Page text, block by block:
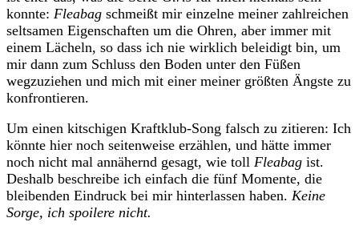
konnte: Fleabag schmeißt mir einzelne meiner zahlreichen
seltsamen Eigenschaften um die Ohren, aber immer mit
einem Lächeln, so dass ich nie wirklich beleidigt bin, um
mir dann zum Schluss den Boden unter den Füßen
wegzuziehen und mich mit einer meiner größten Ängste zu
konfrontieren.
Um einen kitschigen Kraftklub-Song falsch zu zitieren: Ich
könnte hier noch seitenweise erzählen, und hätte immer
noch nicht mal annähernd gesagt, wie toll Fleabag ist.
Deshalb beschreibe ich einfach die fünf Momente, die
bleibenden Eindruck bei mir hinterlassen haben. Keine
Sorge, ich spoilere nicht.